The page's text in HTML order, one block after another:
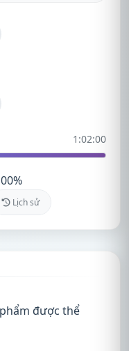
1:02:00
Lịch sử
được thể